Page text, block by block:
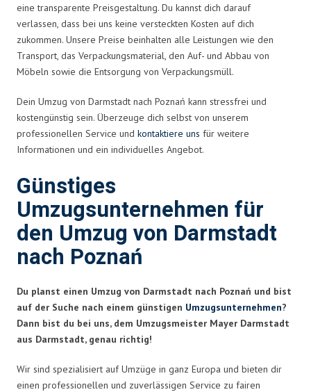
eine transparente Preisgestaltung. Du kannst dich darauf
verlassen, dass bei uns keine versteckten Kosten auf dich
zukommen. Unsere Preise beinhalten alle Leistungen wie den
Transport, das Verpackungsmaterial, den Auf- und Abbau von
Möbeln sowie die Entsorgung von Verpackungsmüll.
Dein Umzug von Darmstadt nach Poznań kann stressfrei und
kostengünstig sein. Überzeuge dich selbst von unserem
professionellen Service und kontaktiere uns für weitere
Informationen und ein individuelles Angebot.
Günstiges
Umzugsunternehmen für
den Umzug von Darmstadt
nach Poznań
Du planst einen Umzug von Darmstadt nach Poznań und bist
auf der Suche nach einem günstigen Umzugsunternehmen?
Dann bist du bei uns, dem Umzugsmeister Mayer Darmstadt
aus Darmstadt, genau richtig!
Wir sind spezialisiert auf Umzüge in ganz Europa und bieten dir
einen professionellen und zuverlässigen Service zu fairen